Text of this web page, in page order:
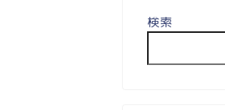
《お客様の声》膝の痛みが緩和し、
検索